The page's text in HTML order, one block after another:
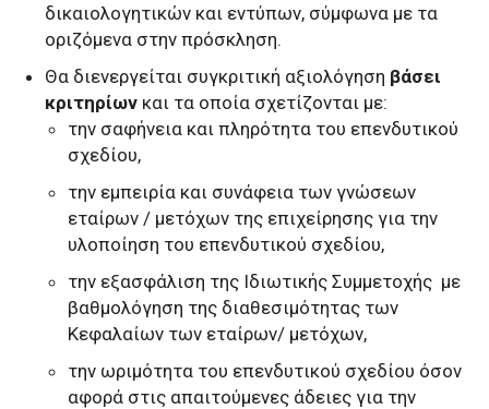
δικαιολογητικών και εντύπων, σύμφωνα με τα
οριζόμενα στην πρόσκληση.
Θα διενεργείται συγκριτική αξιολόγηση βάσει
κριτηρίων και τα οποία σχετίζονται με:
την σαφήνεια και πληρότητα του επενδυτικού
σχεδίου,
την εμπειρία και συνάφεια των γνώσεων
εταίρων / μετόχων της επιχείρησης για την
υλοποίηση του επενδυτικού σχεδίου,
την εξασφάλιση της Ιδιωτικής Συμμετοχής με
βαθμολόγηση της διαθεσιμότητας των
Κεφαλαίων των εταίρων/ μετόχων,
την ωριμότητα του επενδυτικού σχεδίου όσον
αφορά στις απαιτούμενες άδειες για την